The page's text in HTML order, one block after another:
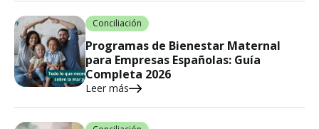
Conciliación
Programas de Bienestar Maternal
para Empresas Españolas: Guía
Completa 2026
Leer más